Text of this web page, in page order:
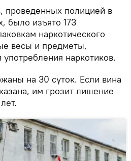
проведенных полицией в
было изъято 173
наркотического
весы и предметы,
наркотиков.
на 30 суток. Если вина
им грозит лишение